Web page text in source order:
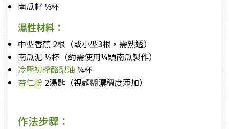
南瓜籽 ⅓杯
濕性材料：
中型香蕉 2根（或小型3根，需熟透）
南瓜泥 ½杯（約需使用¼顆南瓜製作）
冷壓初榨酪梨油 ¼杯
杏仁粉 2湯匙（視麵糊濃稠度添加）
作法步驟：